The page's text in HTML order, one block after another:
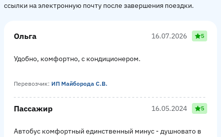
ссылки на электронную почту после завершения поездки.
Ольга 16.07.2026 5
Удобно, комфортно, с кондиционером.
Перевозчик: ИП Майборода С.В.
Пассажир 16.05.2024 5
Автобус комфортный единственный минус - душновато в